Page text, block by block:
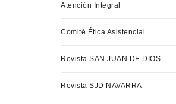
Atención Integral
Comité Ética Asistencial
Revista SAN JUAN DE DIOS
Revista SJD NAVARRA